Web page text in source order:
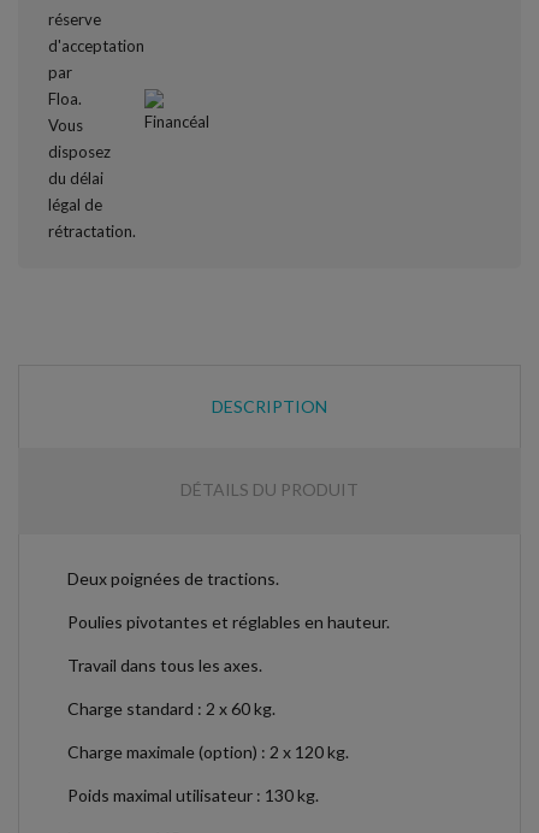
DESCRIPTION
DÉTAILS DU PRODUIT
Deux poignées de tractions.
Poulies pivotantes et réglables en hauteur.
Travail dans tous les axes.
Charge standard : 2 x 60 kg.
Charge maximale (option) : 2 x 120 kg.
Poids maximal utilisateur : 130 kg.